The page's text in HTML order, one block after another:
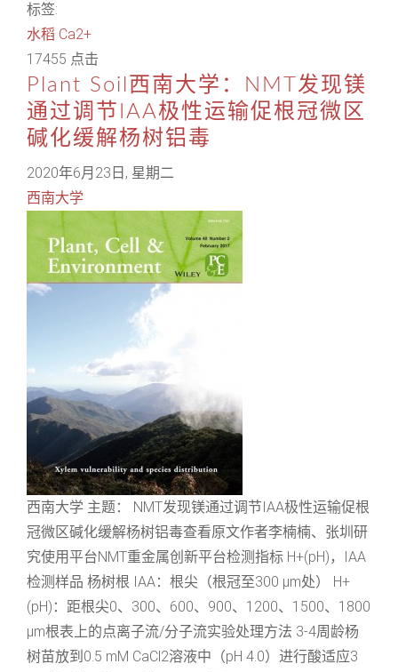
标签:
水稻 Ca2+
17455 点击
Plant Soil西南大学：NMT发现镁
通过调节IAA极性运输促根冠微区
碱化缓解杨树铝毒
2020年6月23日, 星期二
西南大学
西南大学 主题： NMT发现镁通过调节IAA极性运输促根
冠微区碱化缓解杨树铝毒查看原文作者李楠楠、张圳研
究使用平台NMT重金属创新平台检测指标 H+(pH)，IAA
检测样品 杨树根 IAA：根尖（根冠至300 μm处） H+
(pH)：距根尖0、300、600、900、1200、1500、1800
μm根表上的点离子流/分子流实验处理方法 3-4周龄杨
树苗放到0.5 mM CaCl2溶液中（pH 4.0）进行酸适应3